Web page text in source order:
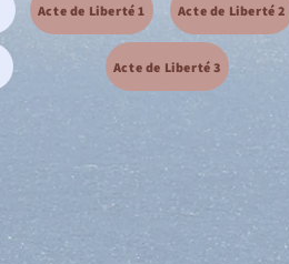
Acte de Liberté 1 Acte de Liberté 2
Acte de Liberté 3